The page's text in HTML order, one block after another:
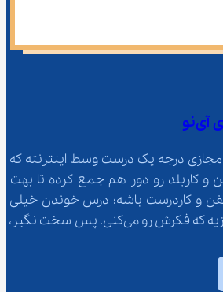
مجازی درجه یک درست وسط اینترنته که
خفن و کاربلد رو دور هم جمع کرده تا بهت
و کاردرست باشه؛ درس خوندن خیلی
آسون‌تر و باحال‌تر از چیزیه که فکرش رو می‌کنی. پس سخت نگیر،